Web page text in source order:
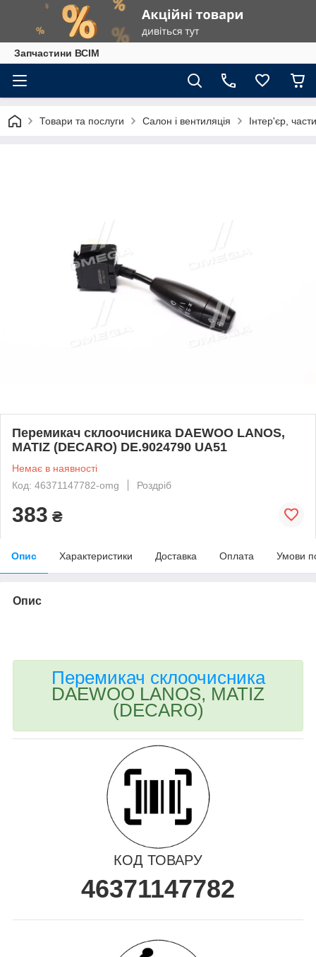
Запчастини ВСІМ
Товари та послуги Салон і вентиляція Інтер'єр,
Перемикач склоочисника DAEWOO LANOS,
MATIZ (DECARO) DE.9024790 UA51
Немає в наявності
Код: 46371147782-omg
Роздріб
383 ₴
Опис Характеристики Доставка Оплата Умови
Опис
Перемикач склоочисника
DAEWOO LANOS, MATIZ
(DECARO)
КОД ТОВАРУ
46371147782